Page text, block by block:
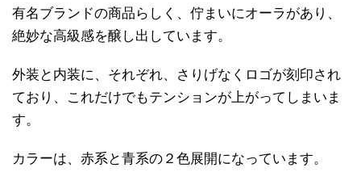
有名ブランドの商品らしく、佇まいにオーラがあり、
絶妙な高級感を醸し出しています。
外装と内装に、それぞれ、さりげなくロゴが刻印され
ており、これだけでもテンションが上がってしまいま
す。
カラーは、赤系と青系の２色展開になっています。